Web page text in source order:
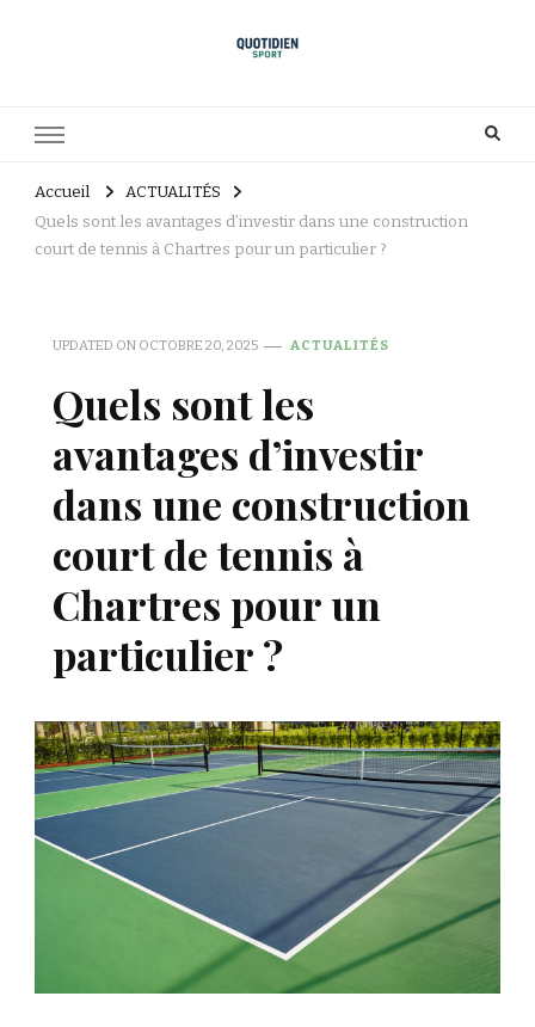
Accueil
ACTUALITÉS
Quels sont les avantages d’investir dans une construction
court de tennis à Chartres pour un particulier ?
UPDATED ON OCTOBRE 20, 2025 ACTUALITÉS
Quels sont les
avantages d’investir
dans une construction
court de tennis à
Chartres pour un
particulier ?